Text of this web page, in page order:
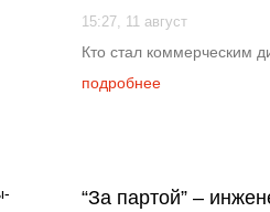
15:27, 11 август
Кто стал коммерческим
подробнее
“За партой” –